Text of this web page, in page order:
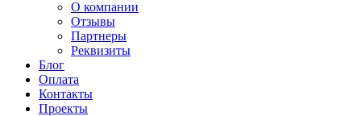
О компании
Отзывы
Партнеры
Реквизиты
Блог
Оплата
Контакты
Проекты